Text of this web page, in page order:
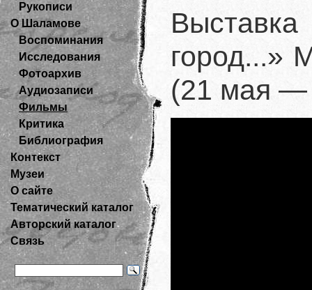
Рукописи
О Шаламове
Воспоминания
Исследования
Фотоархив
Аудиозаписи
Фильмы
Критика
Библиография
Контекст
Музеи
О сайте
Тематический каталог
Авторский каталог
Связь
город...»
(21 мая —